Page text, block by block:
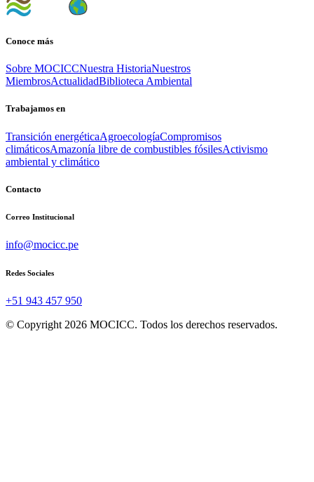
Conoce más
Sobre MOCICCNuestra HistoriaNuestros
MiembrosActualidadBiblioteca Ambiental
Trabajamos en
Transición energéticaAgroecologíaCompromisos
climáticosAmazonía libre de combustibles fósilesActivismo
ambiental y climático
Contacto
Correo Institucional
info@mocicc.pe
Redes Sociales
+51 943 457 950
© Copyright 2026 MOCICC. Todos los derechos reservados.